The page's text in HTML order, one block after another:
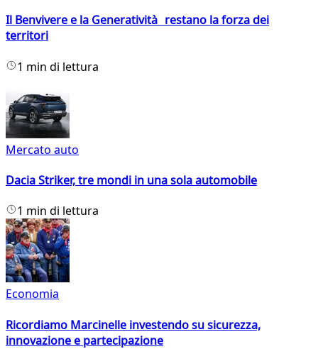
Il Benvivere e la Generatività restano la forza dei
territori
1 min di lettura
Mercato auto
Dacia Striker, tre mondi in una sola automobile
1 min di lettura
Economia
Ricordiamo Marcinelle investendo su sicurezza,
innovazione e partecipazione